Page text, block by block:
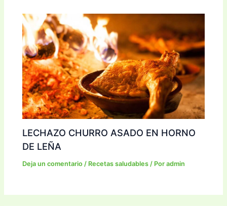
LECHAZO CHURRO ASADO EN HORNO
DE LEÑA
Deja un comentario / Recetas saludables / Poradmin